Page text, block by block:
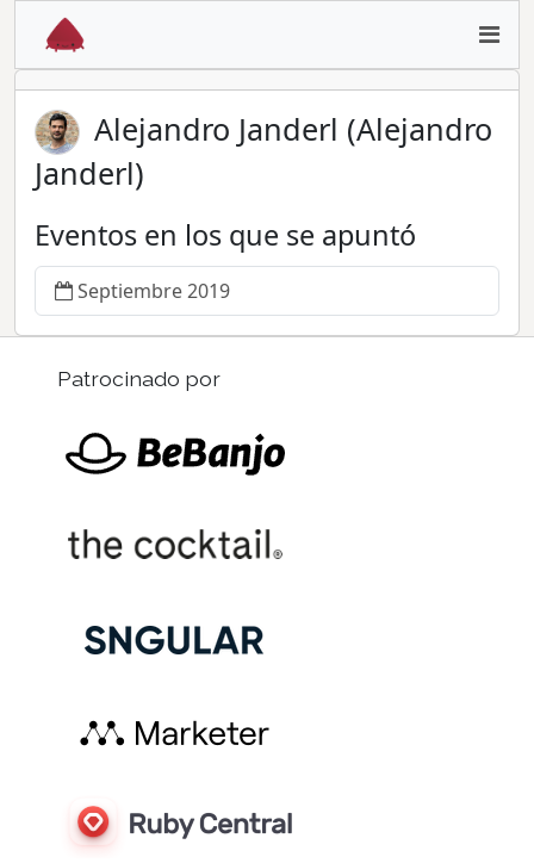
Alejandro Janderl (Alejandro
Janderl)
Eventos en los que se apuntó
Septiembre 2019
Patrocinado por